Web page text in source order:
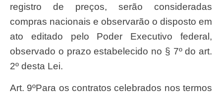
registro de preços, serão consideradas
compras nacionais e observarão o disposto em
ato editado pelo Poder Executivo federal,
observado o prazo estabelecido no § 7º do art.
2º desta Lei.
Art. 9ºPara os contratos celebrados nos termos